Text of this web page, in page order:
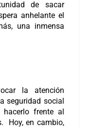
de sacar
anhelante el
una inmensa
la atención
seguridad social
frente al
Hoy, en cambio,